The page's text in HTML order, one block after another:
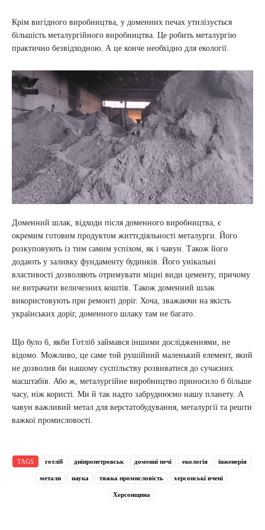
Крім вигідного виробництва, у доменних печах утилізується
більшість металургійного виробництва. Це робить металургію
практично безвідходною. А це конче необхідно для екології.
Доменний шлак, відходи після доменного виробництва, є
окремим готовим продуктом життєдіяльності металурги. Його
розкуповують із тим самим успіхом, як і чавун. Також його
додають у заливку фундаменту будинків. Його унікальні
властивості дозволяють отримувати міцні види цементу, причому
не витрачати величезних коштів. Також доменний шлак
використовують при ремонті доріг. Хоча, зважаючи на якість
українських доріг, доменного шлаку там не багато.
Що було б, якби Готліб займався іншими дослідженнями, не
відомо. Можливо, це саме той рушійний маленький елемент, який
не дозволив би нашому суспільству розвиватися до сучасних
масштабів. Або ж, металургійне виробництво приносило б більше
часу, ніж користі. Ми й так надто забруднюємо нашу планету. А
чавун важливий метал для верстатобудування, металургії та решти
важкої промисловості.
TAGS готліб дніпропетровськ доменні печі екологія інженерія
метали наука тяжка промисловість херсонські вчені
Херсонщина